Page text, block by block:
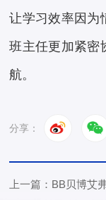
让学习效率因为
班主任更加紧密
航。
分享：
上一篇：BB贝博艾